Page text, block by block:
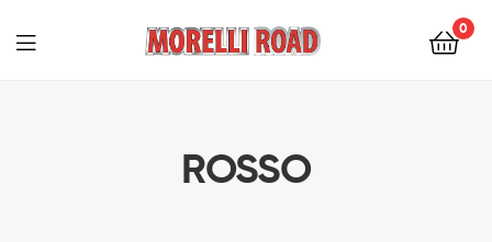
0
ROSSO